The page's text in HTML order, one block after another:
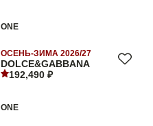
ONE
DOLCE&GABBANA
ОСЕНЬ-ЗИМА 2026/27
192,490 ₽
ONE